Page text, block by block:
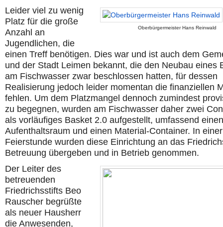
Oberbürgermeister Hans Reinwald
Leider viel zu wenig
Platz für die große
Anzahl an
Jugendlichen, die
einen Treff benötigen. Dies war und ist auch dem
und der Stadt Leimen bekannt, die den Neubau eines
am Fischwasser zwar beschlossen hatten, für dessen
Realisierung jedoch leider momentan die finanziellen
fehlen. Um dem Platzmangel dennoch zumindest
zu begegnen, wurden am Fischwasser daher zwei
als vorläufiges Basket 2.0 aufgestellt, umfassend einen
Aufenthaltsraum und einen Material-Container. In
Feierstunde wurden diese Einrichtung an das
Betreuung übergeben und in Betrieb genommen.
Der Leiter des
betreuenden
Friedrichsstifts Beo
Rauscher begrüßte
als neuer Hausherr
die Anwesenden,